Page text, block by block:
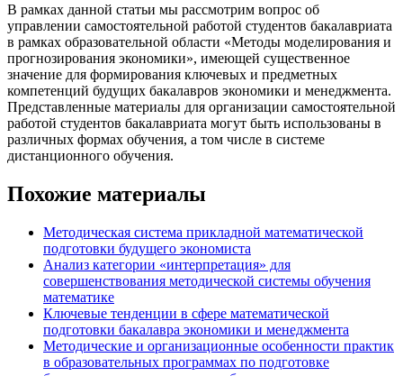
В рамках данной статьи мы рассмотрим вопрос об
управлении самостоятельной работой студентов бакалавриата
в рамках образовательной области «Методы моделирования и
прогнозирования экономики», имеющей существенное
значение для формирования ключевых и предметных
компетенций будущих бакалавров экономики и менеджмента.
Представленные материалы для организации самостоятельной
работой студентов бакалавриата могут быть использованы в
различных формах обучения, а том числе в системе
дистанционного обучения.
Похожие материалы
Методическая система прикладной математической
подготовки будущего экономиста
Анализ категории «интерпретация» для
совершенствования методической системы обучения
математике
Ключевые тенденции в сфере математической
подготовки бакалавра экономики и менеджмента
Методические и организационные особенности практик
в образовательных программах по подготовке